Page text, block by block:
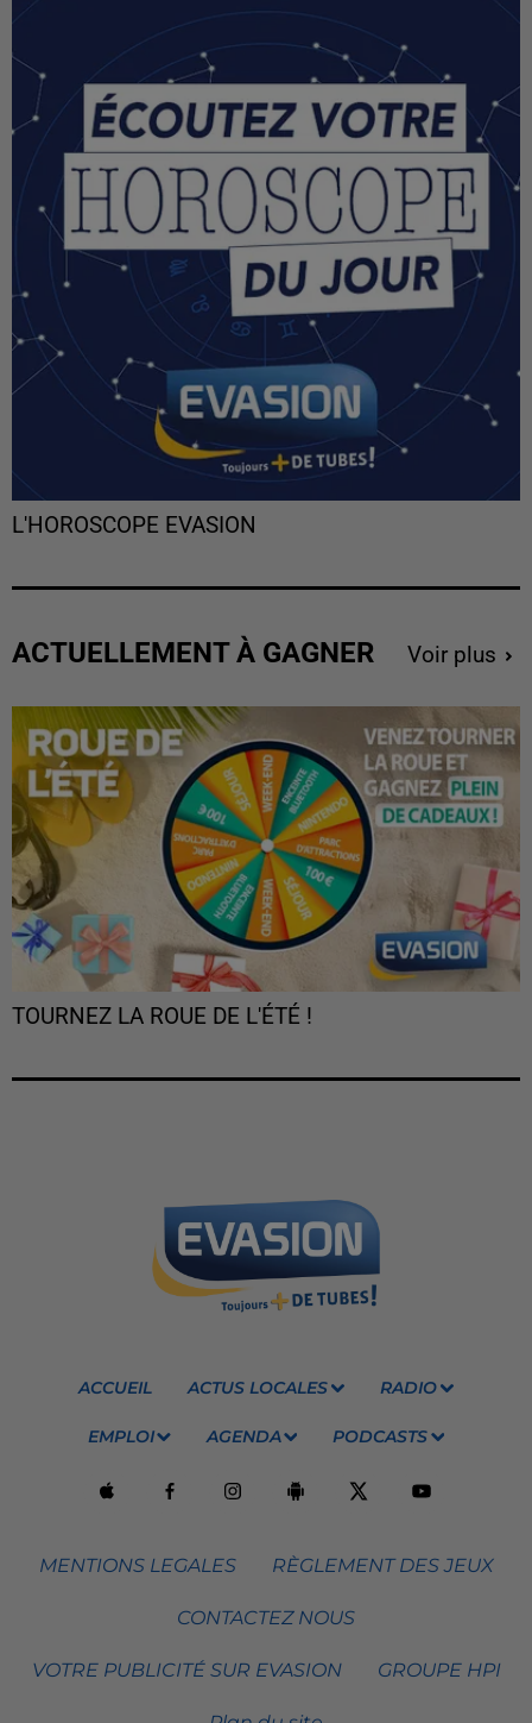
L'HOROSCOPE EVASION
ACTUELLEMENT À GAGNER Voir plus
TOURNEZ LA ROUE DE L'ÉTÉ !
ACCUEIL ACTUS LOCALES RADIO
EMPLOI AGENDA PODCASTS
MENTIONS LEGALES RÈGLEMENT DES JEUX
CONTACTEZ NOUS
VOTRE PUBLICITÉ SUR EVASION GROUPE HPI